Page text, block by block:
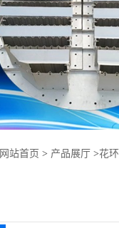
网站首页 > 产品展厅 >花环